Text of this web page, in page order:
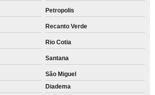
Petropolis
Recanto Verde
Rio Cotia
Santana
São Miguel
Diadema